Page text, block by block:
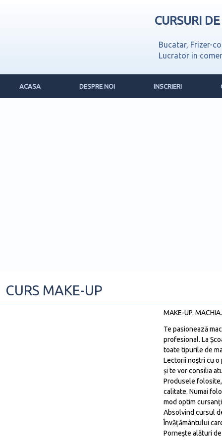
CURSURI
Bucatar, Frizer-
Lucrator in
ACASA DESPRE NOI INSCRIERI
CURS MAKE-UP
MAKE-UP.
Te pasionează
profesional. La
toate tipurile de
Lectorii noștri cu
și te vor consilia
Produsele
calitate. Numai
mod optim
Absolvind cursul
Învățământului
Pornește alături